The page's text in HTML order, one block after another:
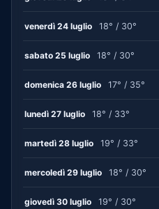
venerdì 24 luglio 18° / 30°
sabato 25 luglio 18° / 30°
domenica 26 luglio 17° / 35°
lunedì 27 luglio 18° / 33°
martedì 28 luglio 19° / 33°
mercoledì 29 luglio 18° / 30°
giovedì 30 luglio 19° / 30°